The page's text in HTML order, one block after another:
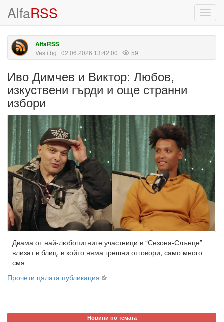
AlfaRSS
AlfaRSS
Vesti.bg | 02.06.2026 13:42:00 | 59
Иво Димчев и Виктор: Любов,
изкуствени гърди и още странни
избори
Двама от най-любопитните участници в “Сезона-Слънце”
влизат в блиц, в който няма грешни отговори, само много
смя
Прочети цялата публикация
Новини по темата